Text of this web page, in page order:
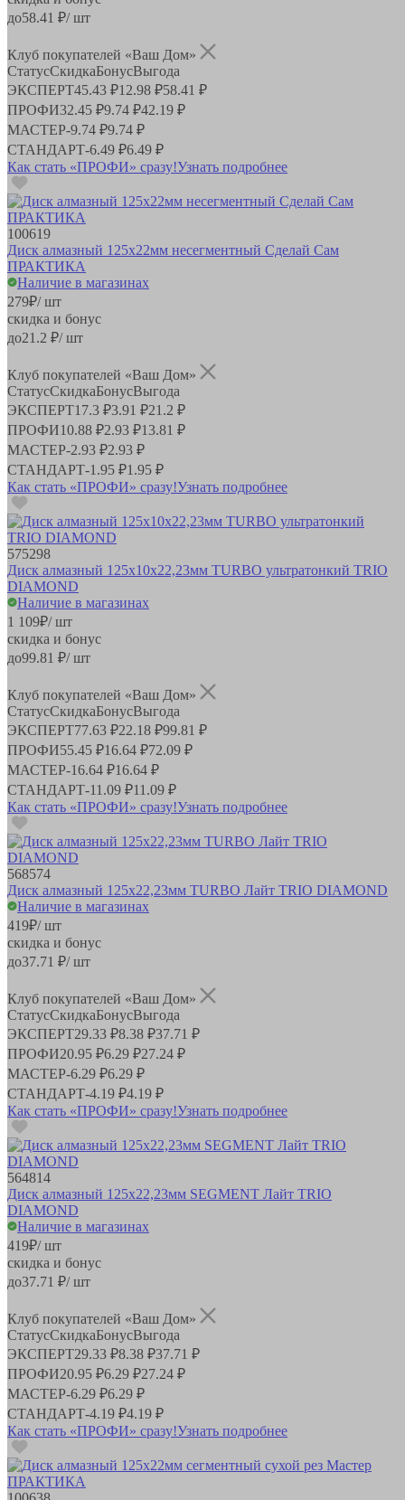
до58.41 ₽/ шт
Клуб покупателей «Ваш Дом»
СтатусСкидкаБонусВыгода
ЭКСПЕРТ45.43 ₽12.98 ₽58.41 ₽
ПРОФИ32.45 ₽9.74 ₽42.19 ₽
МАСТЕР-9.74 ₽9.74 ₽
СТАНДАРТ-6.49 ₽6.49 ₽
Как стать «ПРОФИ» сразу!Узнать подробнее
100619
Диск алмазный 125х22мм несегментный Сделай Сам
ПРАКТИКА
Наличие в магазинах
279₽/ шт
скидка и бонус
до21.2 ₽/ шт
Клуб покупателей «Ваш Дом»
СтатусСкидкаБонусВыгода
ЭКСПЕРТ17.3 ₽3.91 ₽21.2 ₽
ПРОФИ10.88 ₽2.93 ₽13.81 ₽
МАСТЕР-2.93 ₽2.93 ₽
СТАНДАРТ-1.95 ₽1.95 ₽
Как стать «ПРОФИ» сразу!Узнать подробнее
575298
Диск алмазный 125x10х22,23мм TURBO ультратонкий TRIO
DIAMOND
Наличие в магазинах
1 109₽/ шт
скидка и бонус
до99.81 ₽/ шт
Клуб покупателей «Ваш Дом»
СтатусСкидкаБонусВыгода
ЭКСПЕРТ77.63 ₽22.18 ₽99.81 ₽
ПРОФИ55.45 ₽16.64 ₽72.09 ₽
МАСТЕР-16.64 ₽16.64 ₽
СТАНДАРТ-11.09 ₽11.09 ₽
Как стать «ПРОФИ» сразу!Узнать подробнее
568574
Диск алмазный 125x22,23мм TURBO Лайт TRIO DIAMOND
Наличие в магазинах
419₽/ шт
скидка и бонус
до37.71 ₽/ шт
Клуб покупателей «Ваш Дом»
СтатусСкидкаБонусВыгода
ЭКСПЕРТ29.33 ₽8.38 ₽37.71 ₽
ПРОФИ20.95 ₽6.29 ₽27.24 ₽
МАСТЕР-6.29 ₽6.29 ₽
СТАНДАРТ-4.19 ₽4.19 ₽
Как стать «ПРОФИ» сразу!Узнать подробнее
564814
Диск алмазный 125x22,23мм SEGMENT Лайт TRIO
DIAMOND
Наличие в магазинах
419₽/ шт
скидка и бонус
до37.71 ₽/ шт
Клуб покупателей «Ваш Дом»
СтатусСкидкаБонусВыгода
ЭКСПЕРТ29.33 ₽8.38 ₽37.71 ₽
ПРОФИ20.95 ₽6.29 ₽27.24 ₽
МАСТЕР-6.29 ₽6.29 ₽
СТАНДАРТ-4.19 ₽4.19 ₽
Как стать «ПРОФИ» сразу!Узнать подробнее